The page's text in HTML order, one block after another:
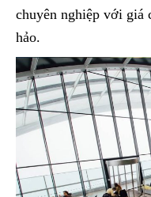
chuyên nghiệp với giá
hảo.